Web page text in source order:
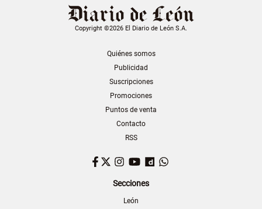
Copyright ©2026 El Diario de León S.A.
Quiénes somos
Publicidad
Suscripciones
Promociones
Puntos de venta
Contacto
RSS
Facebook
TwitterInstagram
YouTubeDailymotion
Secciones
León